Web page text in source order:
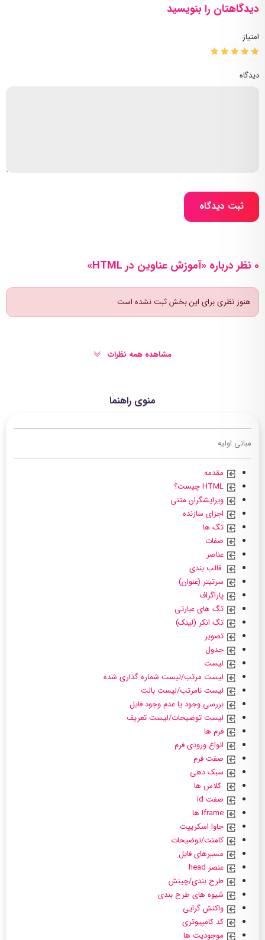
منوی راهنما
مبانی اولیه
مقدمه
ویرایشگران متنی
اجزای سازنده
تگ ها
صفات
عناصر
قالب بندی
سرتیتر (عنوان)
پاراگراف
تگ های عبارتی
تگ انکر (لینک)
تصویر
جدول
لیست
لیست مرتب/لیست شماره گذاری شده
لیست نامرتب/لیست بالت
بررسی وجود یا عدم وجود فایل
لیست توضیحات/لیست تعریف
فرم ها
انواع ورودی فرم
صفت فرم
سبک دهی
کلاس ها
صفت id
جاوا اسکریپت
کامنت/توضیحات
مسیرهای فایل
عنصر head
طرح بندی/چینش
شیوه های طرح بندی
واکنش گرایی
کد کامپیوتری
موجودیت ها
دیدگاهتان را بنویسید
امتیاز
دیدگاه
ثبت دیدگاه
0 نظر درباره «آموزش عناوین در HTML»
هنوز نظری برای این بخش ثبت نشده است
مشاهده همه نظرات